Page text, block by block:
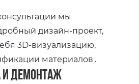
мы
дизайн-проект,
3D-визуализацию,
материалов․
и демонтаж